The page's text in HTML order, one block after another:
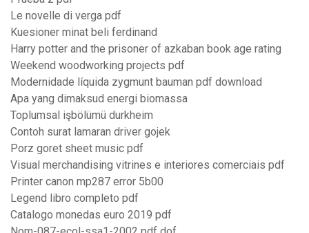
Le novelle di verga pdf
Kuesioner minat beli ferdinand
Harry potter and the prisoner of azkaban book age rating
Weekend woodworking projects pdf
Modernidade líquida zygmunt bauman pdf download
Apa yang dimaksud energi biomassa
Toplumsal işbölümü durkheim
Contoh surat lamaran driver gojek
Porz goret sheet music pdf
Visual merchandising vitrines e interiores comerciais pdf
Printer canon mp287 error 5b00
Legend libro completo pdf
Catalogo monedas euro 2019 pdf